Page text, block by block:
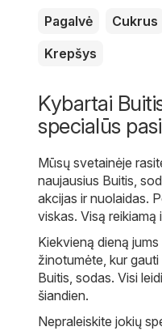
Pagalvė Cukrus
Krepšys
Kybartai
specialūs
Mūsų svetainėje
naujausius Buitis,
akcijas ir nuolaidas.
viskas. Visą
Kiekvieną dieną
žinotumėte, kur
Buitis, sodas. Visi
šiandien.
Nepraleiskite jokių